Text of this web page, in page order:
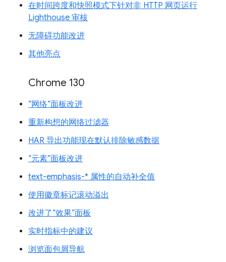
在时间跨度和快照模式下针对非 HTTP 网页运行
Lighthouse 审核
无障碍功能改进
其他亮点
Chrome 130
“网络”面板改进
重新构想的网络过滤器
HAR 导出功能现在默认排除敏感数据
“元素”面板改进
text-emphasis-* 属性的自动补全值
使用徽章标记滚动溢出
改进了“效果”面板
实时指标中的建议
浏览面包屑导航